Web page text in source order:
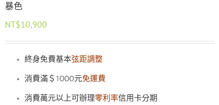
暴色
NT$10,900
終身免費基本弦距調整
消費滿＄1000元免運費
消費萬元以上可辦理零利率信用卡分期